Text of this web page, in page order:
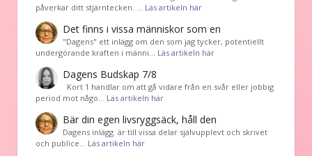
påverkar ditt stjärntecken. … Läs artikeln här
Det finns i vissa människor som en
"Dagens" ett inlägg om den som jag tycker, potentiellt
undergörande kraften i männi… Läs artikeln här
Dagens Budskap 7/8
Kort 1 handlar om att gå vidare från en svår eller jobbig
period mot någo… Läs artikeln här
Bär din egen livsryggsäck, håll den
Dagens inlägg är till vissa delar självupplevt och skrivet
och publice… Läs artikeln här